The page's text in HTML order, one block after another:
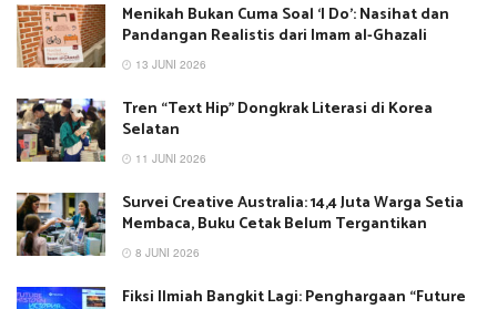
Menikah Bukan Cuma Soal ‘I Do’: Nasihat dan
Pandangan Realistis dari Imam al-Ghazali
13 JUNI 2026
Tren “Text Hip” Dongkrak Literasi di Korea
Selatan
11 JUNI 2026
Survei Creative Australia: 14,4 Juta Warga Setia
Membaca, Buku Cetak Belum Tergantikan
8 JUNI 2026
Fiksi Ilmiah Bangkit Lagi: Penghargaan “Future